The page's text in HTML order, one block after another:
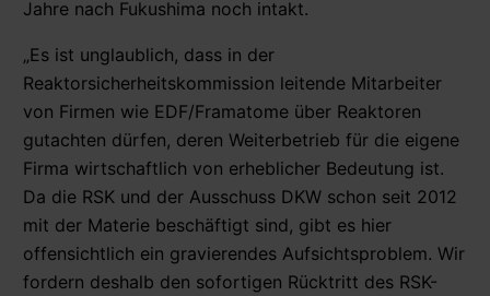
Jahre nach Fukushima noch intakt.
„Es ist unglaublich, dass in der
Reaktorsicherheitskommission leitende Mitarbeiter
von Firmen wie EDF/Framatome über Reaktoren
gutachten dürfen, deren Weiterbetrieb für die eigene
Firma wirtschaftlich von erheblicher Bedeutung ist.
Da die RSK und der Ausschuss DKW schon seit 2012
mit der Materie beschäftigt sind, gibt es hier
offensichtlich ein gravierendes Aufsichtsproblem. Wir
fordern deshalb den sofortigen Rücktritt des RSK-